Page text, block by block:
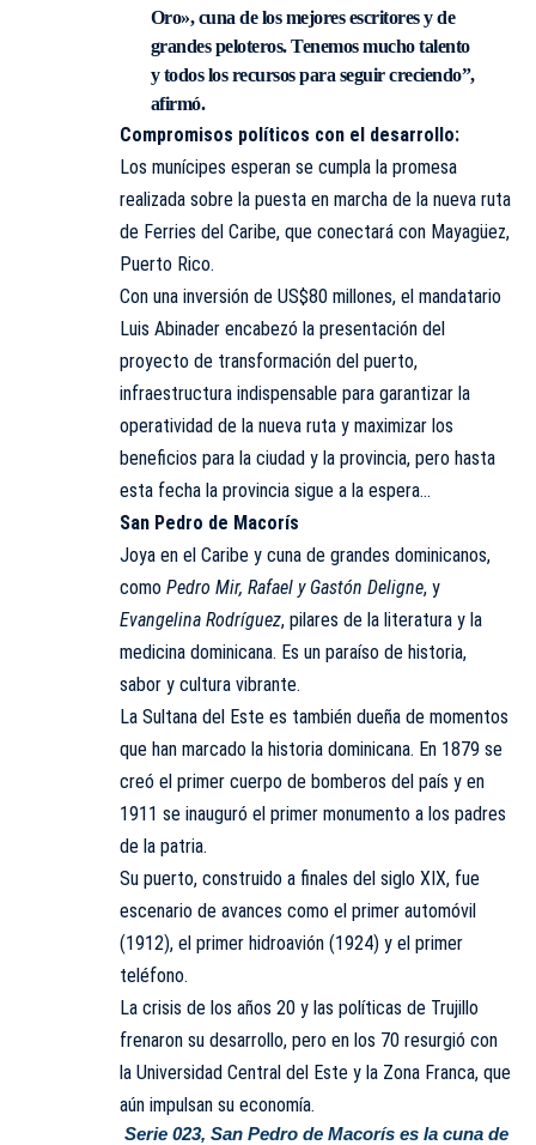
Oro», cuna de los mejores escritores y de
grandes peloteros. Tenemos mucho talento
y todos los recursos para seguir creciendo”,
afirmó.
Compromisos políticos con el desarrollo:
Los munícipes esperan se cumpla la promesa
realizada sobre la puesta en marcha de la nueva ruta
de Ferries del Caribe, que conectará con Mayagüez,
Puerto Rico.
Con una inversión de US$80 millones, el mandatario
Luis Abinader encabezó la presentación del
proyecto de transformación del puerto,
infraestructura indispensable para garantizar la
operatividad de la nueva ruta y maximizar los
beneficios para la ciudad y la provincia, pero hasta
esta fecha la provincia sigue a la espera…
San Pedro de Macorís
Joya en el Caribe y cuna de grandes dominicanos,
como Pedro Mir, Rafael y Gastón Deligne, y
Evangelina Rodríguez, pilares de la literatura y la
medicina dominicana. Es un paraíso de historia,
sabor y cultura vibrante.
La Sultana del Este es también dueña de momentos
que han marcado la historia dominicana. En 1879 se
creó el primer cuerpo de bomberos del país y en
1911 se inauguró el primer monumento a los padres
de la patria.
Su puerto, construido a finales del siglo XIX, fue
escenario de avances como el primer automóvil
(1912), el primer hidroavión (1924) y el primer
teléfono.
La crisis de los años 20 y las políticas de Trujillo
frenaron su desarrollo, pero en los 70 resurgió con
la Universidad Central del Este y la Zona Franca, que
aún impulsan su economía.
Serie 023, San Pedro de Macorís es la cuna de